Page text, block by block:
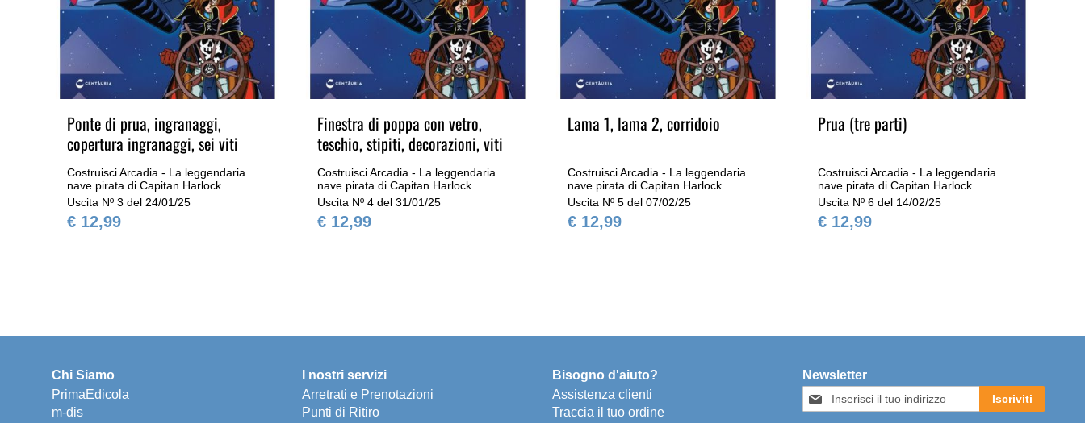
Ponte di prua, ingranaggi,
copertura ingranaggi, sei viti
Costruisci Arcadia - La leggendaria
nave pirata di Capitan Harlock
Uscita Nº 3 del 24/01/25
€ 12,99
Finestra di poppa con vetro,
teschio, stipiti, decorazioni, viti
Costruisci Arcadia - La leggendaria
nave pirata di Capitan Harlock
Uscita Nº 4 del 31/01/25
€ 12,99
Lama 1, lama 2, corridoio
Costruisci Arcadia - La leggendaria
nave pirata di Capitan Harlock
Uscita Nº 5 del 07/02/25
€ 12,99
Prua (tre parti)
Costruisci Arcadia - La leggendaria
nave pirata di Capitan Harlock
Uscita Nº 6 del 14/02/25
€ 12,99
Chi Siamo
PrimaEdicola
m-dis
I nostri servizi
Arretrati e Prenotazioni
Punti di Ritiro
Bisogno d'aiuto?
Assistenza clienti
Traccia il tuo ordine
Newsletter
Iscriviti
alla
Iscriviti